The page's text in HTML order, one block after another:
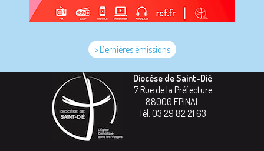
> Dernières émissions
Diocèse de Saint-Dié
7 Rue de la Préfecture
88000 EPINAL
Tél: 03 29 82 21 63